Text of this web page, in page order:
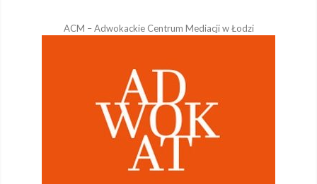
ACM – Adwokackie Centrum Mediacji w Łodzi